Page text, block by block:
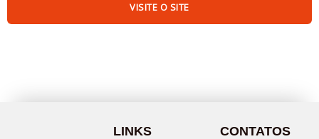
VISITE O SITE
LINKS
CONTATOS